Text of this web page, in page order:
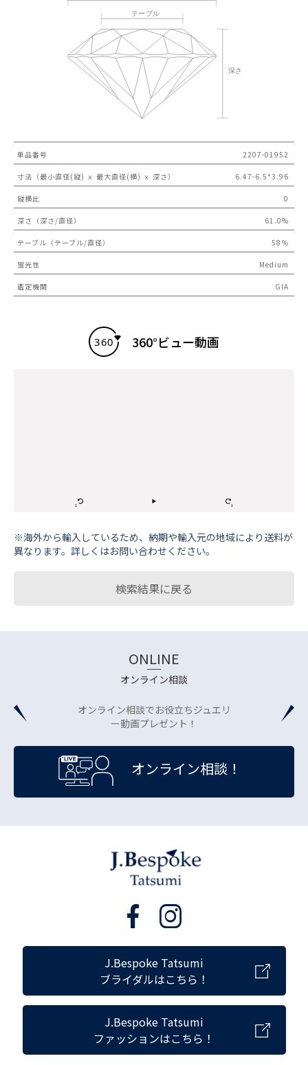
単品番号 2207-01952
寸法（最小直径(縦) ｘ 最大直径(横) ｘ 深さ） 6.47-6.5*3.96
縦横比 0
深さ（深さ/直径） 61.0%
テーブル（テーブル/直径） 58％
蛍光性 Medium
鑑定機関 GIA
360°ビュー動画
※海外から輸⼊しているため、納期や輸⼊元の地域により送料が
異なります。詳しくはお問い合わせください。
検索結果に戻る
ONLINE
オンライン相談
オンライン相談でお役立ちジュエリ
ー動画プレゼント！
オンライン相談！
J.Bespoke Tatsumi
ブライダルはこちら！
J.Bespoke Tatsumi
ファッションはこちら！